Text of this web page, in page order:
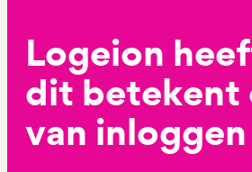
Logeion
dit betekent
van inloggen